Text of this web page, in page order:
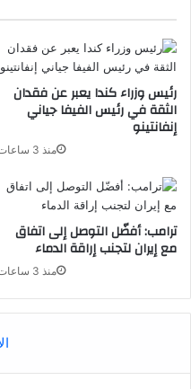
رئيس وزراء كندا يعبر عن فقدان
الثقة في رئيس الفيفا جياني
إنفانتينو
منذ 3 ساعات
ترامب: أفضّل التوصل إلى اتفاق
مع إيران لتجنب إراقة الدماء
منذ 3 ساعات